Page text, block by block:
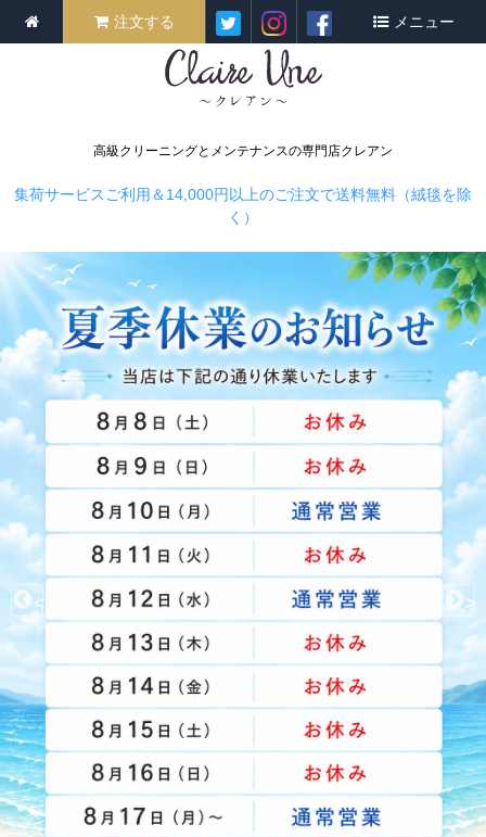
高級クリーニングとメンテナンスの専門店クレアン
注文する メニュー
集荷サービスご利用＆14,000円以上のご注文で送料無料（絨毯を除
く）
< >